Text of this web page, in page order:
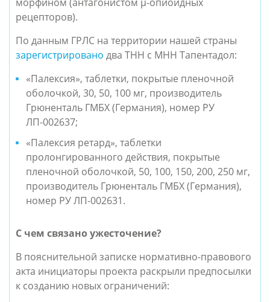
рецепторов).
По данным ГРЛС на территории нашей страны
зарегистрировано два ТНН с МНН Тапентадол:
«Палексия», таблетки, покрытые пленочной
оболочкой, 30, 50, 100 мг, производитель
Грюненталь ГМБХ (Германия), номер РУ
ЛП-002637;
«Палексия ретард», таблетки
пролонгированного действия, покрытые
пленочной оболочкой, 50, 100, 150, 200, 250 мг,
производитель Грюненталь ГМБХ (Германия),
номер РУ ЛП-002631.
С чем связано ужесточение?
В пояснительной записке нормативно-правового
акта инициаторы проекта раскрыли предпосылки
к созданию новых ограничений: